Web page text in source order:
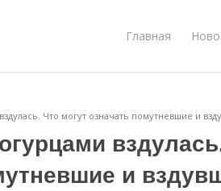
Главная
Что могут означать помутневшие и
и